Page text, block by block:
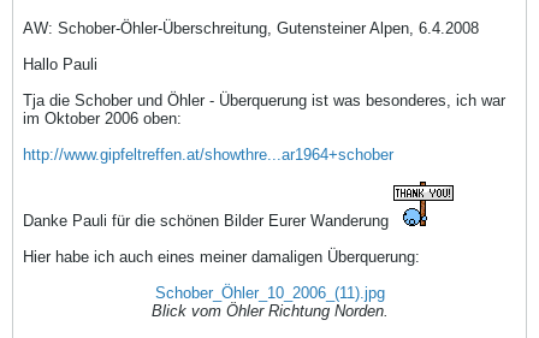
AW: Schober-Öhler-Überschreitung, Gutensteiner Alpen, 6.4.2008
Hallo Pauli
Tja die Schober und Öhler - Überquerung ist was besonderes, ich war
im Oktober 2006 oben:
http://www.gipfeltreffen.at/showthre...ar1964+schober
Danke Pauli für die schönen Bilder Eurer Wanderung
Hier habe ich auch eines meiner damaligen Überquerung:
Schober_Öhler_10_2006_(11).jpg
Blick vom Öhler Richtung Norden.